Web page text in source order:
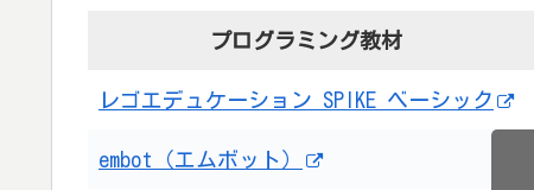
プログラミング教材
レゴエデュケーション SPIKE ベーシック
embot（エムボット）